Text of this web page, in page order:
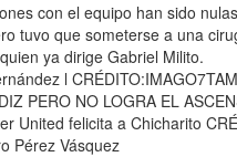
con el equipo han sido
tuvo que someterse a una
ya dirige Gabriel Milito.
l
PERO NO LOGRA EL
United felicita a Chicharito
Pérez Vásquez